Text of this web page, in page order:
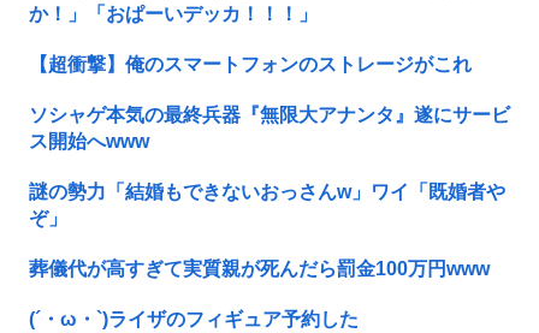
か！」「おぱーいデッカ！！！」
【超衝撃】俺のスマートフォンのストレージがこれ
ソシャゲ本気の最終兵器『無限大アナンタ』遂にサービ
ス開始へwww
謎の勢力「結婚もできないおっさんw」ワイ「既婚者や
ぞ」
葬儀代が高すぎて実質親が死んだら罰金100万円www
(´・ω・`)ライザのフィギュア予約した